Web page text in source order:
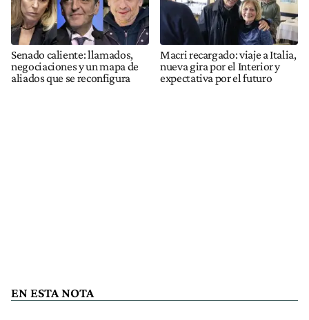
Senado caliente: llamados,
negociaciones y un mapa de
aliados que se reconfigura
Macri recargado: viaje a Italia,
nueva gira por el Interior y
expectativa por el futuro
EN ESTA NOTA